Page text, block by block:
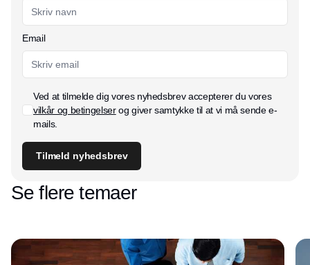
Email
Ved at tilmelde dig vores nyhedsbrev accepterer du vores
vilkår og betingelserog giver samtykke til at vi må sende e-
mails.
Tilmeld nyhedsbrev
Se flere temaer